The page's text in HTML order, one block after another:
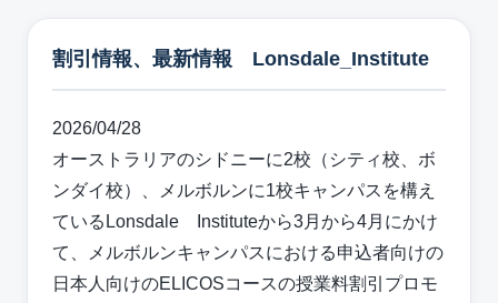
割引情報、最新情報 Lonsdale_Institute
2026/04/28
オーストラリアのシドニーに2校（シティ校、ボ
ンダイ校）、メルボルンに1校キャンパスを構え
ているLonsdale Instituteから3月から4月にかけ
て、メルボルンキャンパスにおける申込者向けの
日本人向けのELICOSコースの授業料割引プロモ